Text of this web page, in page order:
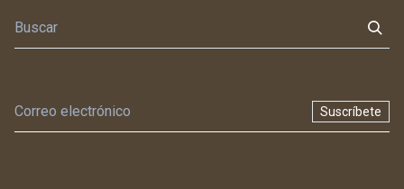
Suscríbete